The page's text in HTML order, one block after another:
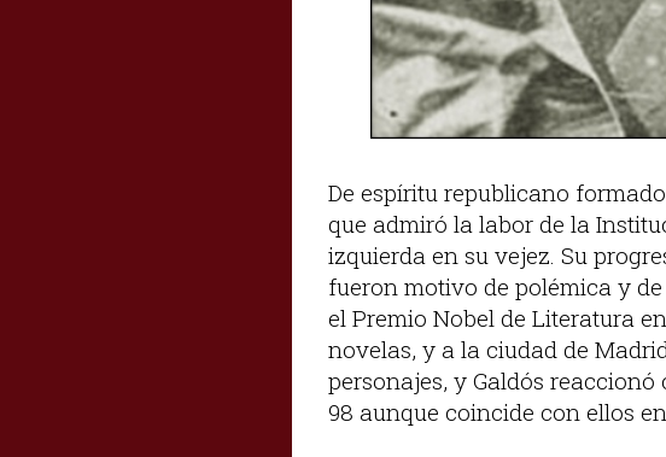
De espíritu republicano
que admiró la labor de la
izquierda en su vejez. Su
fueron motivo de polémica y
el Premio Nobel de Literatura
novelas, y a la ciudad de
personajes, y Galdós
98 aunque coincide con ellos